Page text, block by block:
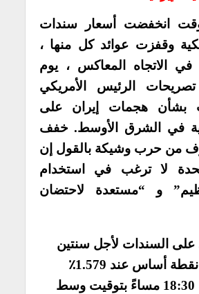
انخفضت أسعار سندات
وقفزت عوائد كل منها ،
في الاتجاه المعاكس ، يوم
تصريحات الرئيس الأمريكي
بشأن هجمات إيران على
في الشرق الأوسط. خفف
من حرب وشيكة بالقول إن
لا ترغب في استخدام
و “مستعدة لاحتضان
على السندات لأجل سنتين
بمقدار 3.3 نقطة أساس عند 1.579٪
في الساعة 18:30 مساءً بتوقيت وسط